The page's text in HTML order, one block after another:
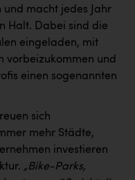
und macht jedes Jahr
Halt. Dabei sind die
eingeladen, mit
vorbeizukommen und
einen sogenannten
sich
mehr Städte,
investieren
„Bike-Parks,